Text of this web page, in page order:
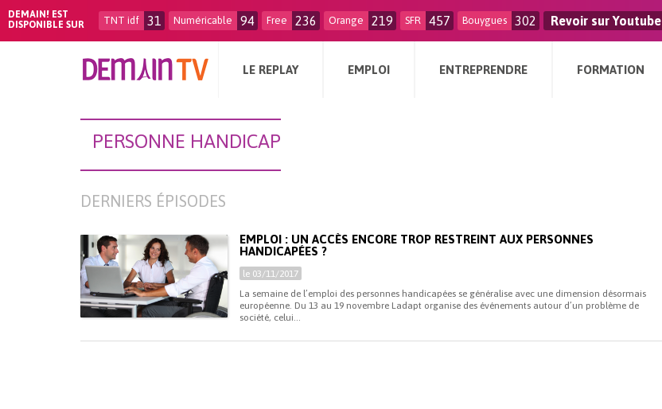
DEMAIN! EST
DISPONIBLE SUR
TNT idf 31 Numéricable 94 Free 236 Orange 219 SFR 457 Bouygues 302 Revoir sur Youtube
LE REPLAY EMPLOI ENTREPRENDRE FORMATION
PERSONNE HANDICAP
DERNIERS ÉPISODES
EMPLOI : UN ACCÈS ENCORE TROP RESTREINT AUX PERSONNES
HANDICAPÉES ?
le 03/11/2017
La semaine de l’emploi des personnes handicapées se généralise avec une dimension désormais
européenne. Du 13 au 19 novembre Ladapt organise des événements autour d’un problème de
société, celui...